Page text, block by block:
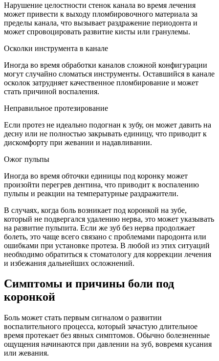
Нарушение целостности стенок канала во время лечения
может привести к выходу пломбировочного материала за
пределы канала, что вызывает раздражение периодонта и
может спровоцировать развитие кисты или гранулемы.
Осколки инструмента в канале
Иногда во время обработки каналов сложной конфигурации
могут случайно сломаться инструменты. Оставшийся в канале
осколок затрудняет качественное пломбирование и может
стать причиной воспаления.
Неправильное протезирование
Если протез не идеально подогнан к зубу, он может давить на
десну или не полностью закрывать единицу, что приводит к
дискомфорту при жевании и надавливании.
Ожог пульпы
Иногда во время обточки единицы под коронку может
произойти перегрев дентина, что приводит к воспалению
пульпы и реакции на температурные раздражители.
В случаях, когда боль возникает под коронкой на зубе,
который не подвергался удалению нерва, это может указывать
на развитие пульпита. Если же зуб без нерва продолжает
болеть, это чаще всего связано с проблемами пародонта или
ошибками при установке протеза. В любой из этих ситуаций
необходимо обратиться к стоматологу для коррекции лечения
и избежания дальнейших осложнений.
Симптомы и причины боли под
коронкой
Боль может стать первым сигналом о развитии
воспалительного процесса, который зачастую длительное
время протекает без явных симптомов. Обычно болезненные
ощущения начинаются при давлении на зуб, вовремя кусания
или жевания.